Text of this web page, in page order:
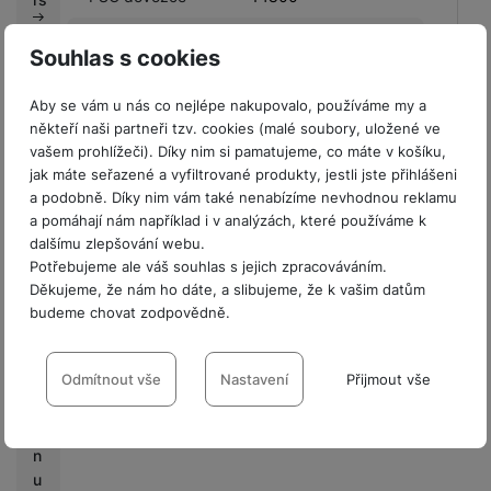
Souhlas s cookies
Aby se vám u nás co nejlépe nakupovalo, používáme my a
někteří naši partneři tzv. cookies (malé soubory, uložené ve
vašem prohlížeči). Díky nim si pamatujeme, co máte v košíku,
jak máte seřazené a vyfiltrované produkty, jestli jste přihlášeni
a podobně. Díky nim vám také nenabízíme nevhodnou reklamu
a pomáhají nám například i v analýzách, které používáme k
dalšímu zlepšování webu.
Potřebujeme ale váš souhlas s jejich zpracováváním.
Děkujeme, že nám ho dáte, a slibujeme, že k vašim datům
budeme chovat zodpovědně.
Nastavení souhlasů s kategoriemi
cookies
VŽDY AKTIVNÍ
Odmítnout vše Nastavení Přijmout vše
P
r
fi
m
y
V
ý
k
u
n
u
dovozce
Číslo popisné
výrobce
2323/14
Země dovozce Česká Republika
Email dovozce
Hodnocení
Pro vkládání recenzí je nutné se přihlásit.
Recenze